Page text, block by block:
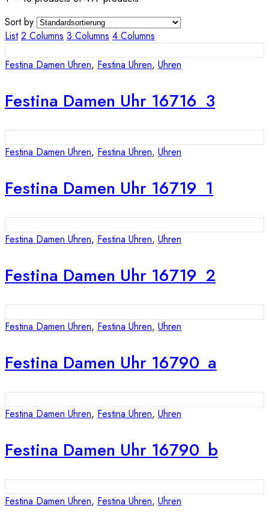
Sort by
List 2 Columns 3 Columns 4 Columns
Festina Damen Uhren, Festina Uhren, Uhren
Festina Damen Uhr 16716_3
Festina Damen Uhren, Festina Uhren, Uhren
Festina Damen Uhr 16719_1
Festina Damen Uhren, Festina Uhren, Uhren
Festina Damen Uhr 16719_2
Festina Damen Uhren, Festina Uhren, Uhren
Festina Damen Uhr 16790_a
Festina Damen Uhren, Festina Uhren, Uhren
Festina Damen Uhr 16790_b
Festina Damen Uhren, Festina Uhren, Uhren